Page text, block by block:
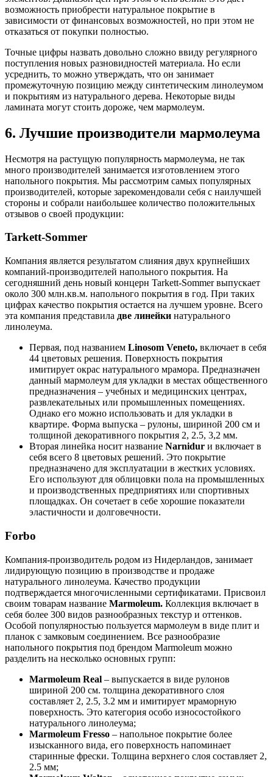
возможность приобрести натуральное покрытие в
зависимости от финансовых возможностей, но при этом не
отказаться от покупки полностью.
Точные цифры назвать довольно сложно ввиду регулярного
поступления новых разновидностей материала. Но если
усреднить, то можно утверждать, что он занимает
промежуточную позицию между синтетическим линолеумом
и покрытиям из натурального дерева. Некоторые виды
ламината могут стоить дороже, чем мармолеум.
6. Лучшие производители мармолеума
Несмотря на растущую популярность мармолеума, не так
много производителей занимается изготовлением этого
напольного покрытия. Мы рассмотрим самых популярных
производителей, которые зарекомендовали себя с наилучшей
стороны и собрали наибольшее количество положительных
отзывов о своей продукции:
Tarkett-Sommer
Компания является результатом слияния двух крупнейших
компаний-производителей напольного покрытия. На
сегодняшний день новый концерн Tarkett-Sommer выпускает
около 300 млн.кв.м. напольного покрытия в год. При таких
цифрах качество покрытия остается на лучшем уровне. Всего
эта компания представила две линейки натурального
линолеума.
Первая, под названием Linosom Veneto, включает в себя
44 цветовых решения. Поверхность покрытия
имитирует окрас натурального мрамора. Предназначен
данный мармолеум для укладки в местах общественного
предназначения – учебных и медицинских центрах,
развлекательных или промышленных помещениях.
Однако его можно использовать и для укладки в
квартире. Форма выпуска – рулоны, шириной 200 см и
толщиной декоративного покрытия 2, 2.5, 3,2 мм.
Вторая линейка носит название Narnidur и включает в
себя всего 8 цветовых решений. Это покрытие
предназначено для эксплуатации в жестких условиях.
Его используют для облицовки пола на промышленных
и производственных предприятиях или спортивных
площадках. Он сочетает в себе хорошие показатели
эластичности и долговечности.
Forbo
Компания-производитель родом из Нидерландов, занимает
лидирующую позицию в производстве и продаже
натурального линолеума. Качество продукции
подтверждается многочисленными сертификатами. Присвоил
своим товарам название Marmoleum. Коллекция включает в
себя более 300 видов разнообразных текстур и оттенков.
Особой популярностью пользуется мармолеум в виде плит и
планок с замковым соединением. Все разнообразие
напольного покрытия под брендом Marmoleum можно
разделить на несколько основных групп:
Marmoleum Real – выпускается в виде рулонов
шириной 200 см. толщина декоративного слоя
составляет 2, 2.5, 3.2 мм и имитирует мраморную
поверхность. Это категория особо износостойкого
натурального линолеума;
Marmoleum Fresso – напольное покрытие более
изысканного вида, его поверхность напоминает
старинные фрески. Толщина верхнего слоя составляет 2,
2.5 мм;